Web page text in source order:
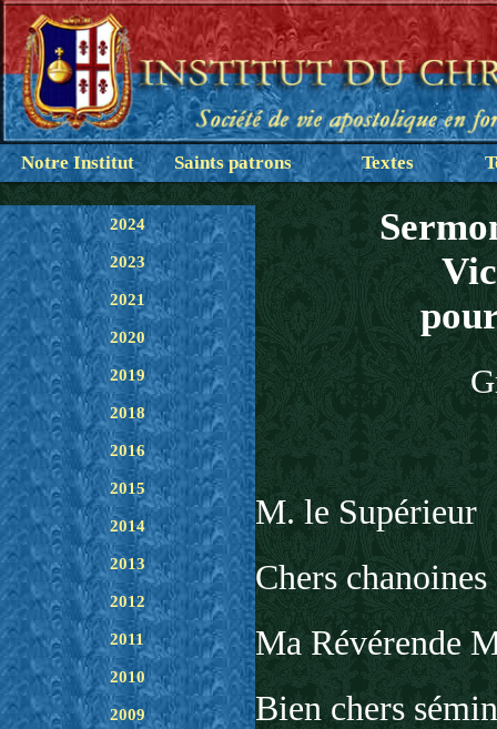
Notre Institut Saints patrons Textes
2024
2023
2021
2020
2019
2018
2016
2015
2014
2013
2012
2011
2010
2009
M. le Supérieur
Chers chanoines
Ma Révérende
Bien chers